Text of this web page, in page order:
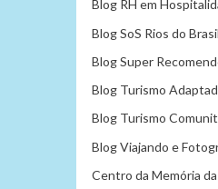
Blog RH em
Blog SoS Rios do Brasil
Blog Super
Blog Turismo
Blog Turismo
Blog Viajando e
Centro da Memória